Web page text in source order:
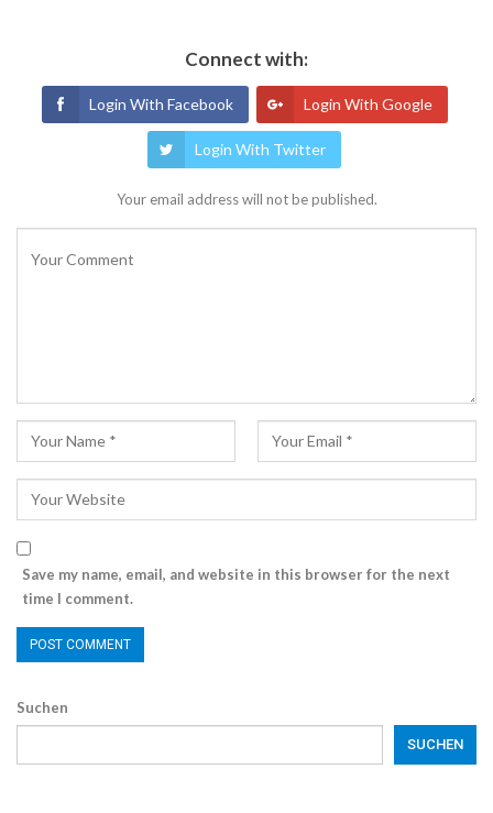
Connect with:
Login With Facebook Login With Google
Login With Twitter
Your email address will not be published.
Save my name, email, and website in this browser for the next
time I comment.
Suchen
SUCHEN